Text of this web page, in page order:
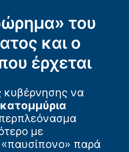
του
και ο
έρχεται
να
με
«παυσίπονο» παρά